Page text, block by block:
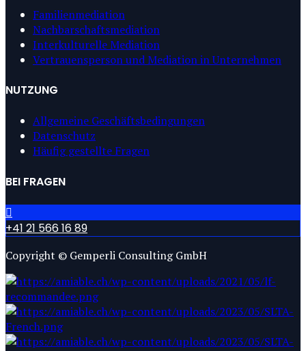
Familienmediation
Nachbarschaftsmediation
Interkulturelle Mediation
Vertrauensperson und Mediation in Unternehmen
NUTZUNG
Allgemeine Geschäftsbedingungen
Datenschutz
Häufig gestellte Fragen
BEI FRAGEN
+41 21 566 16 89
Copyright © Gemperli Consulting GmbH